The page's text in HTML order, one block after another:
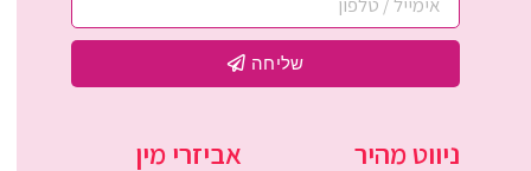
שליחה
ניווט מהיר
אביזרי מין